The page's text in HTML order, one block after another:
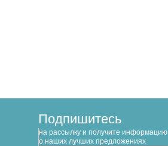
Подпишитесь
на рассылку и получите информацию
о наших лучших предложениях